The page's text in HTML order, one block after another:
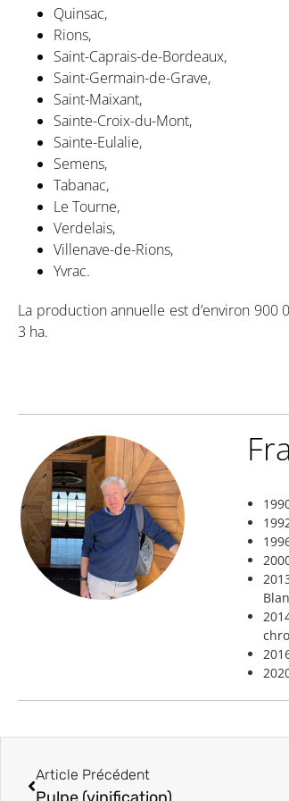
Quinsac,
Rions,
Saint-Caprais-de-Bordeaux,
Saint-Germain-de-Grave,
Saint-Maixant,
Sainte-Croix-du-Mont,
Sainte-Eulalie,
Semens,
Tabanac,
Le Tourne,
Verdelais,
Villenave-de-Rions,
Yvrac.
La production annuelle est d’environ
3 ha.
Article Précédent